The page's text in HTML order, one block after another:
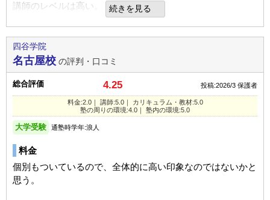
1日あたりの授業時間 1～2時間
成績/偏差値変化 UP
成績/偏差値推移
塾の雰囲気
平均
1日あたりの授業時間 2～3時間
STAY
成績/偏差値推移
塾の雰囲気
自由 平均 厳しい
家庭でのサポート
最初の説明会のみ一緒に参加したが、基本的に本人に任せて
いた。
良いところや要望
コロナ罹患し長期欠席にフォローがあったり、コロナ予防の
ルールを守らない生徒に対する注意があったり管理がよくさ
れていた。
総合評価
家庭教師で結果が出なくての選択であった。進路も大きく変
更したが、結果的に良い方向に進ませていただいた。
自由に勉強ができる部屋も足りなくなることはなく準備をさ
れており、不自由をすることはなかった。土日の世間が休み
入塾理由
説明会に参加して話を聞いた結果、自分に合っていると判断
定期テスト
がり、結果として的確だったとはんだんできる。
宿題
講師のレベルは高い。
カリキュラム
普通と思ったから。
塾の周りの環境
家から近いし、駅からも近い。通学ルートの途中にもあるの
で、丁度良い。近くにコンビニもある。環境は良い。
塾内の環境
教室は一般的で、良くも悪くもないと思う。普通との評価で
ある。
続きを見る
四谷学院
名古屋校 の評判・口コミ
総合評価 4.25 投稿:2026/3 保護者
料金:2.0｜ 講師:5.0｜ カリキュラム・教材:5.0
塾の周りの環境:4.0｜ 塾内の環境:5.0
大学受験 通塾時学年:浪人
料金
個別もついているので、全体的に高い印象なのではないかと
思う。